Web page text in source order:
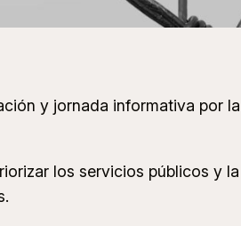
y jornada informativa por
los servicios públicos y